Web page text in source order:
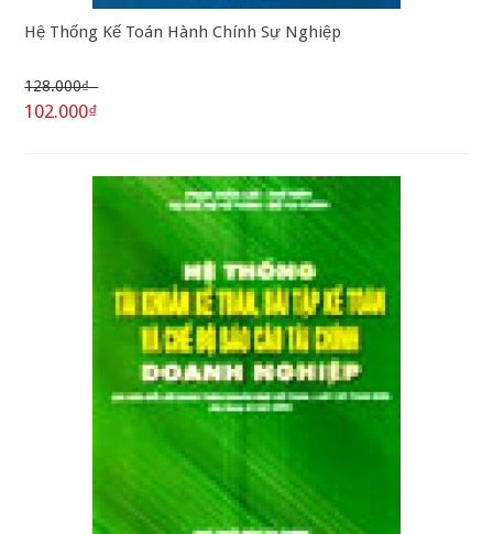
Hệ Thống Kế Toán Hành Chính Sự Nghiệp
128.000₫
102.000₫